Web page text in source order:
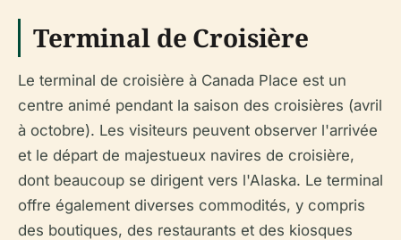
Terminal de Croisière
Le terminal de croisière à Canada Place est un
centre animé pendant la saison des croisières (avril
à octobre). Les visiteurs peuvent observer l'arrivée
et le départ de majestueux navires de croisière,
dont beaucoup se dirigent vers l'Alaska. Le terminal
offre également diverses commodités, y compris
des boutiques, des restaurants et des kiosques